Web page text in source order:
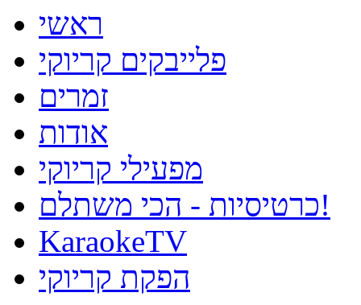
ראשי
פלייבקים קריוקי
זמרים
אודות
מפעילי קריוקי
כרטיסיות - הכי משתלם!
KaraokeTV
הפקת קריוקי